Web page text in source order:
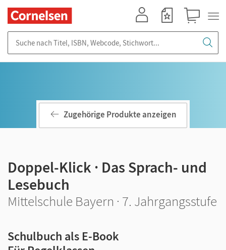
Zugehörige Produkte anzeigen
Doppel-Klick · Das Sprach- und
Lesebuch
Mittelschule Bayern · 7. Jahrgangsstufe
Schulbuch als E-Book